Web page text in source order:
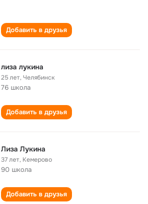
Добавить в друзья
лиза лукина
25 лет,Челябинск
76 школа
Добавить в друзья
Лиза Лукина
37 лет, Кемерово
90 школа
Добавить в друзья